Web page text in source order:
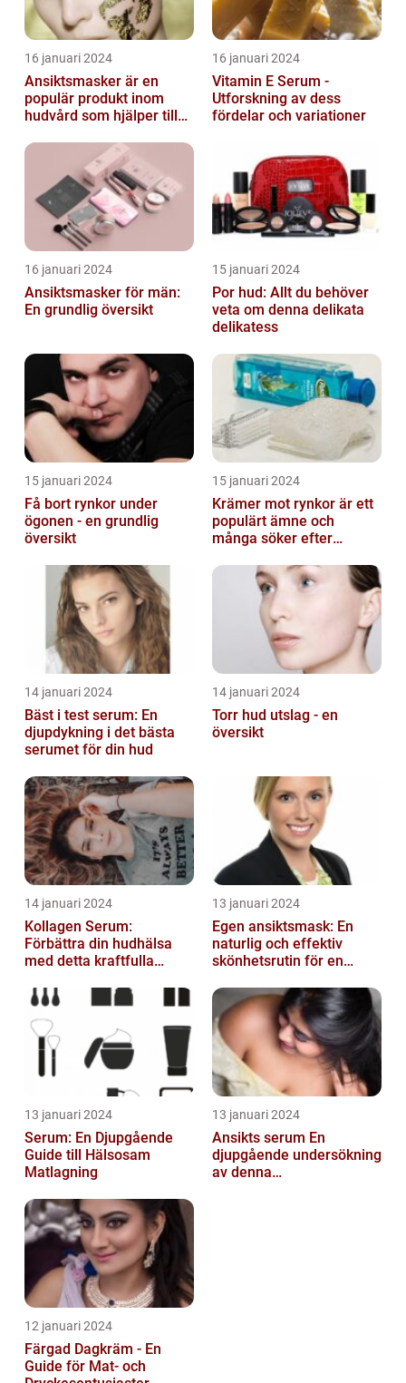
16 januari 2024
Ansiktsmasker är en
populär produkt inom
hudvård som hjälper till
näring åt hud...
16 januari 2024
Vitamin E Serum -
Utforskning av dess
fördelar och variationer
16 januari 2024
Ansiktsmasker för män:
En grundlig översikt
15 januari 2024
Por hud: Allt du behöver
veta om denna delikata
delikatess
15 januari 2024
Få bort rynkor under
ögonen - en grundlig
översikt
15 januari 2024
Krämer mot rynkor är ett
populärt ämne och
många söker efter
fungerar
14 januari 2024
Bäst i test serum: En
djupdykning i det bästa
serumet för din hud
14 januari 2024
Torr hud utslag - en
översikt
14 januari 2024
Kollagen Serum:
Förbättra din hudhälsa
med detta kraftfulla
13 januari 2024
Egen ansiktsmask: En
naturlig och effektiv
skönhetsrutin för en
13 januari 2024
Serum: En Djupgående
Guide till Hälsosam
Matlagning
13 januari 2024
Ansikts serum En
djupgående undersökning
av denna
12 januari 2024
Färgad Dagkräm - En
Guide för Mat- och